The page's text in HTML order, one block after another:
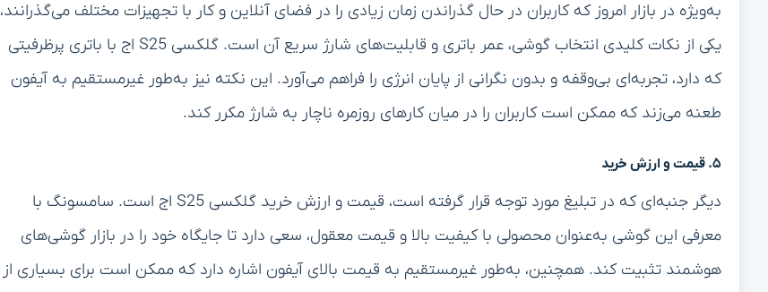
به‌ویژه در بازار امروز که کاربران در حال گذراندن زمان زیادی را در فضای آنلاین و کار با تجهیزات مختلف می‌گذرانند،
یکی از نکات کلیدی انتخاب گوشی، عمر باتری و قابلیت‌های شارژ سریع آن است. گلکسی S25 اج با باتری پرظرفیتی
که دارد، تجربه‌ای بی‌وقفه و بدون نگرانی از پایان انرژی را فراهم می‌آورد. این نکته نیز به‌طور غیرمستقیم به آیفون
طعنه می‌زند که ممکن است کاربران را در میان کارهای روزمره ناچار به شارژ مکرر کند.
۵. قیمت و ارزش خرید
دیگر جنبه‌ای که در تبلیغ مورد توجه قرار گرفته است، قیمت و ارزش خرید گلکسی S25 اج است. سامسونگ با
معرفی این گوشی به‌عنوان محصولی با کیفیت بالا و قیمت معقول، سعی دارد تا جایگاه خود را در بازار گوشی‌های
هوشمند تثبیت کند. همچنین، به‌طور غیرمستقیم به قیمت بالای آیفون اشاره دارد که ممکن است برای بسیاری از